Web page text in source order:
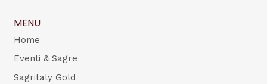
MENU
Home
Eventi & Sagre
Sagritaly Gold